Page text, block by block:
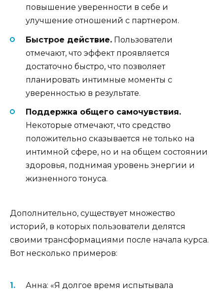
повышение уверенности в себе и
улучшение отношений с партнером.
Быстрое действие. Пользователи
отмечают, что эффект проявляется
достаточно быстро, что позволяет
планировать интимные моменты с
уверенностью в результате.
Поддержка общего самочувствия.
Некоторые отмечают, что средство
положительно сказывается не только на
интимной сфере, но и на общем состоянии
здоровья, поднимая уровень энергии и
жизненного тонуса.
Дополнительно, существует множество
историй, в которых пользователи делятся
своими трансформациями после начала курса.
Вот несколько примеров:
Анна: «Я долгое время испытывала